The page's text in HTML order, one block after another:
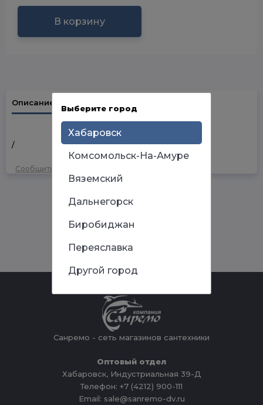
В корзину
Описание
/
Сообщить об ошибке
Санремо - сеть магазинов сантехники
Оптовый отдел
Хабаровск, Индустриальная 39-Д
Телефон: +7 (4212) 900-111
Email: sale@sanremo-dv.ru
Выберите город
Хабаровск
Комсомольск-На-Амуре
Вяземский
Дальнегорск
Биробиджан
Переяславка
Другой город